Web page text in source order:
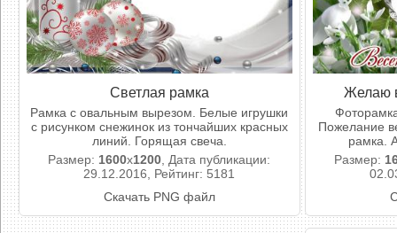
Светлая рамка
Рамка с овальным вырезом. Белые игрушки
с рисунком снежинок из тончайших красных
линий. Горящая свеча.
Размер: 1600x1200 , Дата публикации:
29.12.2016, Рейтинг: 5181
Скачать PNG файл
Желаю
Пожелание
рамка.
Размер: